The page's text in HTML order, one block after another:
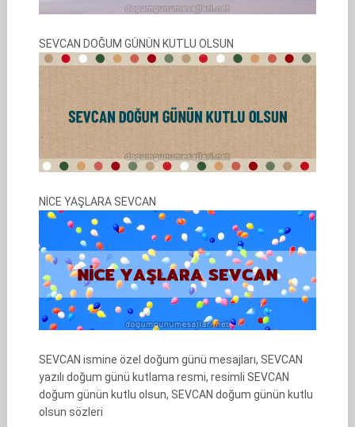
SEVCAN DOĞUM GÜNÜN KUTLU OLSUN
NİCE YAŞLARA SEVCAN
SEVCAN ismine özel doğum günü mesajları, SEVCAN
yazılı doğum günü kutlama resmi, resimli SEVCAN
doğum günün kutlu olsun, SEVCAN doğum günün kutlu
olsun sözleri